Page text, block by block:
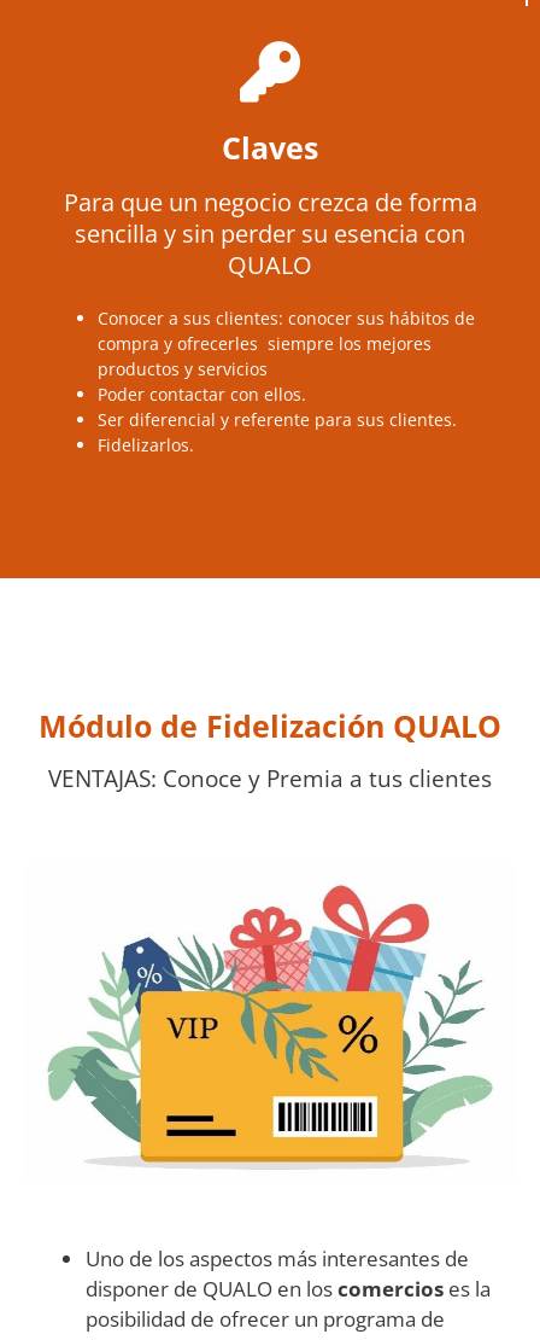
Claves
sencilla y sin perder su esencia con
QUALO
compra y ofrecerles siempre los mejores
productos y servicios
Poder contactar con ellos.
Ser diferencial y referente para sus clientes.
Fidelizarlos.
VENTAJAS: Conoce y Premia a tus clientes
disponer de QUALO en loscomercios es la
posibilidad de ofrecer un programa de
fidelización para sus clientes.